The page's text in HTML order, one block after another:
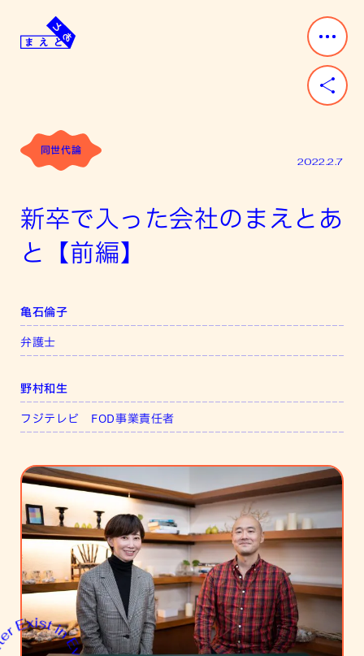
content
と
と
「後」
る。
同世代論
2022.2.7
新卒で入った会社のまえとあ
と【前編】
亀石倫子
弁護士
野村和生
フジテレビ FOD事業責任者